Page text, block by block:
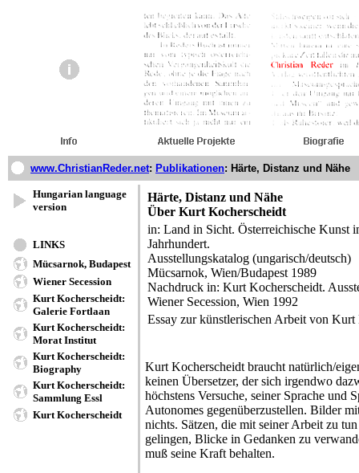
www.ChristianReder.net: Publikationen: Härte, Distanz und Nähe
Hungarian language
version
LINKS
Mücsarnok, Budapest
Wiener Secession
Kurt Kocherscheidt:
Galerie Fortlaan
Kurt Kocherscheidt:
Morat Institut
Kurt Kocherscheidt:
Biography
Kurt Kocherscheidt:
Sammlung Essl
Kurt Kocherscheidt
Härte, Distanz und Nähe
Über Kurt Kocherscheidt
in: Land in Sicht. Österreichische Kunst
Jahrhundert.
Ausstellungskatalog (ungarisch/deutsch)
Mücsarnok, Wien/Budapest 1989
Nachdruck in: Kurt Kocherscheidt.
Wiener Secession, Wien 1992
Essay zur künstlerischen Arbeit von Kurt
Kurt Kocherscheidt braucht natürlich/
keinen Übersetzer, der sich irgendwo
höchstens Versuche, seiner Sprache und
Autonomes gegenüberzustellen. Bilder
nichts. Sätzen, die mit seiner Arbeit zu
gelingen, Blicke in Gedanken zu
muß seine Kraft behalten.